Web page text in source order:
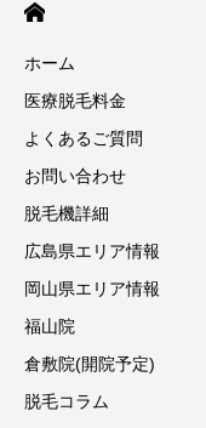
ホーム
医療脱毛料金
よくあるご質問
お問い合わせ
脱毛機詳細
広島県エリア情報
岡山県エリア情報
福山院
倉敷院(開院予定)
脱毛コラム